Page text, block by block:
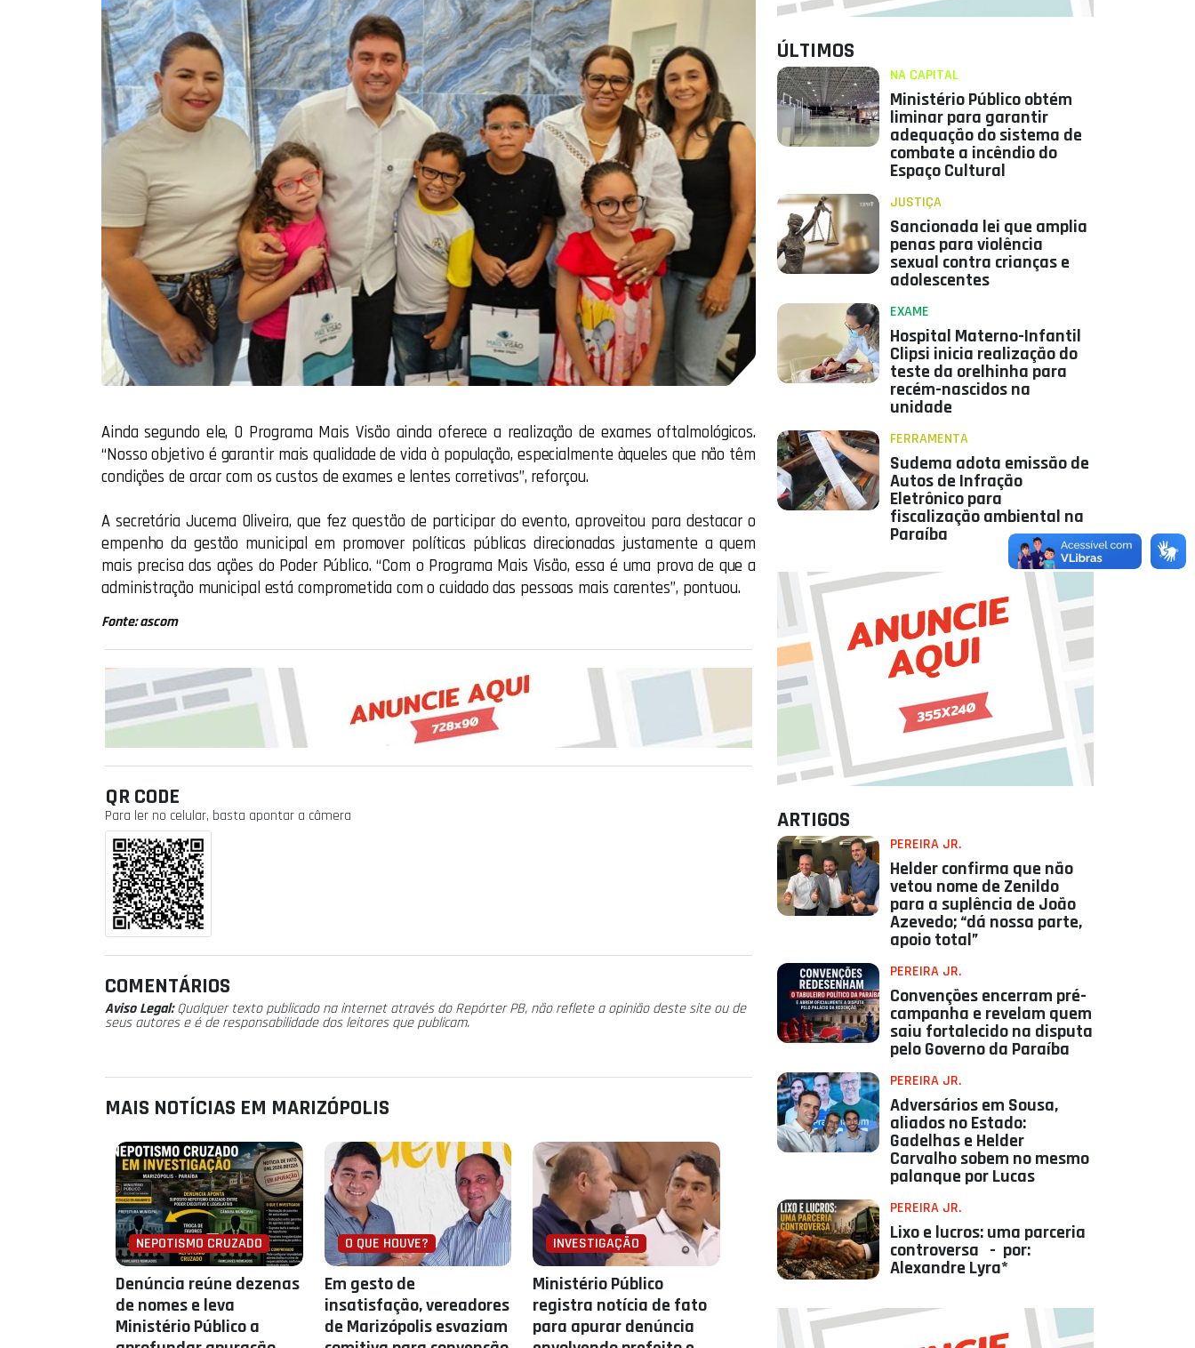
Ainda segundo ele, O Programa Mais Visão ainda oferece a realização de exames oftalmológicos.
“Nosso objetivo é garantir mais qualidade de vida à população, especialmente àqueles que não têm
condições de arcar com os custos de exames e lentes corretivas”, reforçou.
A secretária Jucema Oliveira, que fez questão de participar do evento, aproveitou para destacar o
empenho da gestão municipal em promover políticas públicas direcionadas justamente a quem
mais precisa das ações do Poder Público. “Com o Programa Mais Visão, essa é uma prova de que a
administração municipal está comprometida com o cuidado das pessoas mais carentes”, pontuou.
Fonte: ascom
QR CODE
Para ler no celular, basta apontar a câmera
COMENTÁRIOS
Aviso Legal:Qualquer texto publicado na internet através do Repórter PB, não reflete a opinião deste site ou de
seus autores e é de responsabilidade dos leitores que publicam.
MAIS NOTÍCIAS EM MARIZÓPOLIS
NEPOTISMO CRUZADO
Denúncia reúne dezenas
de nomes e leva
Ministério Público a
O QUE HOUVE?
Em gesto de
insatisfação, vereadores
de Marizópolis esvaziam
INVESTIGAÇÃO
Ministério Público
registra notícia de fato
para apurar denúncia
ÚLTIMOS
NA CAPITAL
Ministério Público obtém
liminar para garantir
adequação do sistema de
combate a incêndio do
Espaço Cultural
JUSTIÇA
Sancionada lei que amplia
penas para violência
sexual contra crianças e
adolescentes
EXAME
Hospital Materno-Infantil
Clipsi inicia realização do
teste da orelhinha para
recém-nascidos na
unidade
FERRAMENTA
Sudema adota emissão de
Autos de Infração
Eletrônico para
fiscalização ambiental na
Paraíba
ARTIGOS
PEREIRA JR.
Helder confirma que não
vetou nome de Zenildo
para a suplência de João
Azevedo; “dá nossa parte,
apoio total”
PEREIRA JR.
Convenções encerram pré-
campanha e revelam quem
saiu fortalecido na disputa
pelo Governo da Paraíba
PEREIRA JR.
Adversários em Sousa,
aliados no Estado:
Gadelhas e Helder
Carvalho sobem no mesmo
palanque por Lucas
PEREIRA JR.
Lixo e lucros: uma parceria
controversa - por:
Alexandre Lyra*